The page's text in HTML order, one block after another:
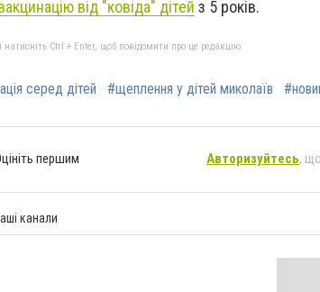
від "ковіда" дітей з 5 років.
Ctrl + Enter, щоб повідомити про це редакцію
серед дітей #щеплення у дітей миколаїв
першим Авторизуйтесь,
канали